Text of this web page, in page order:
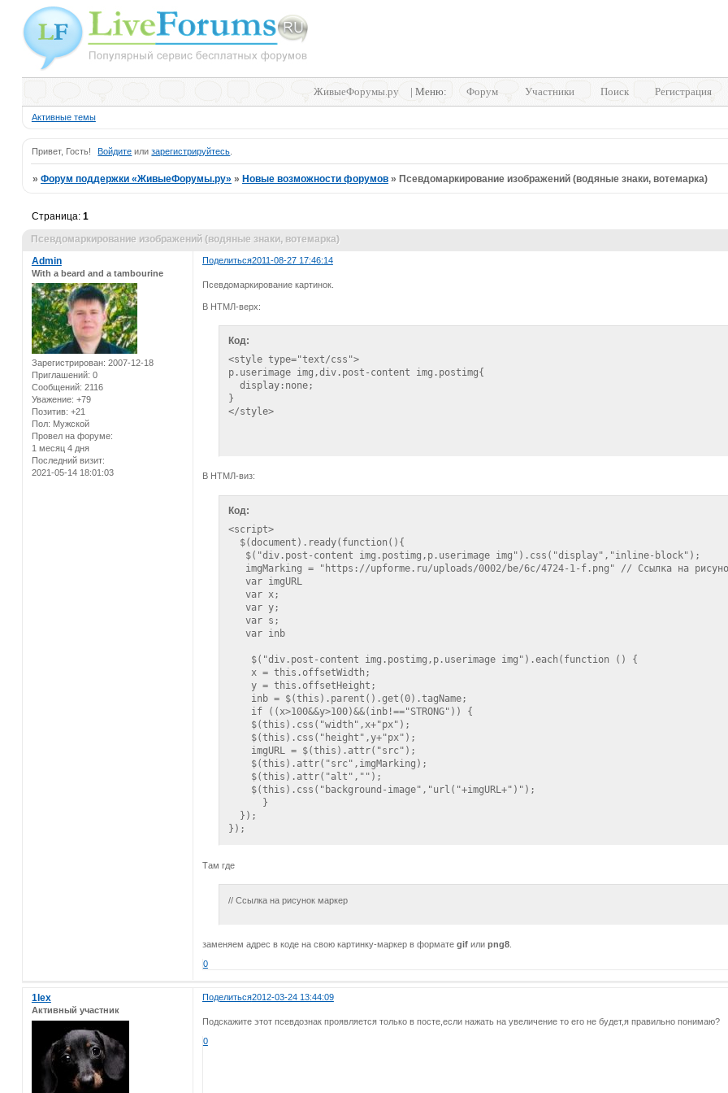
ЖивыеФорумы.ру | Меню: Форум Участники Поиск Регистрация
Активные темы
Привет, Гость! Войдите илизарегистрируйтесь
» Форум поддержки «ЖивыеФорумы.ру» » Новые возможности форумов » Псевдомаркирование изображений (водяные знаки, вотемарка)
Псевдомаркирование изображений (водяные знаки, вотемарка)
Страница: 1
Поделиться2011-08-27 17:46:14
Admin
With a beard and a tambourine
Зарегистрирован: 2007-12-18
Приглашений: 0
Сообщений: 2116
Уважение: +79
Позитив: +21
Пол: Мужской
Провел на форуме:
1 месяц 4 дня
Последний визит:
2021-05-14 18:01:03
Псевдомаркирование картинок.
В НТМЛ-верх:
Код:
<style type="text/css">
p.userimage img,div.post-content img.postimg{
  display:none;
}
</style>
В НТМЛ-виз:
Код:
<script>
  $(document).ready(function(){
   $("div.post-content img.postimg,p.userimage img").css("display","inline-block");
imgMarking = "https://upforme.ru/uploads/0002/be/6c/4724-1-f.png" // Ссылка на
   var imgURL
   var x;
   var y;
   var s;
   var inb
    $("div.post-content img.postimg,p.userimage img").each(function () {
    x = this.offsetWidth;
    y = this.offsetHeight;
    inb = $(this).parent().get(0).tagName;
    if ((x>100&&y>100)&&(inb!=="STRONG")) {
    $(this).css("width",x+"px");
    $(this).css("height",y+"px");
    imgURL = $(this).attr("src");
    $(this).attr("src",imgMarking);
    $(this).attr("alt","");
    $(this).css("background-image","url("+imgURL+")");
      }
  });
});
Там где
// Ссылка на рисунок маркер
заменяем адрес в коде на свою картинку-маркер в формате gifили png8.
0
Поделиться2012-03-24 13:44:09
1lex
Активный участник
Подскажите этот псевдознак проявляется только в посте,если нажать на увеличение то его не будет,я правильно понимаю?
0